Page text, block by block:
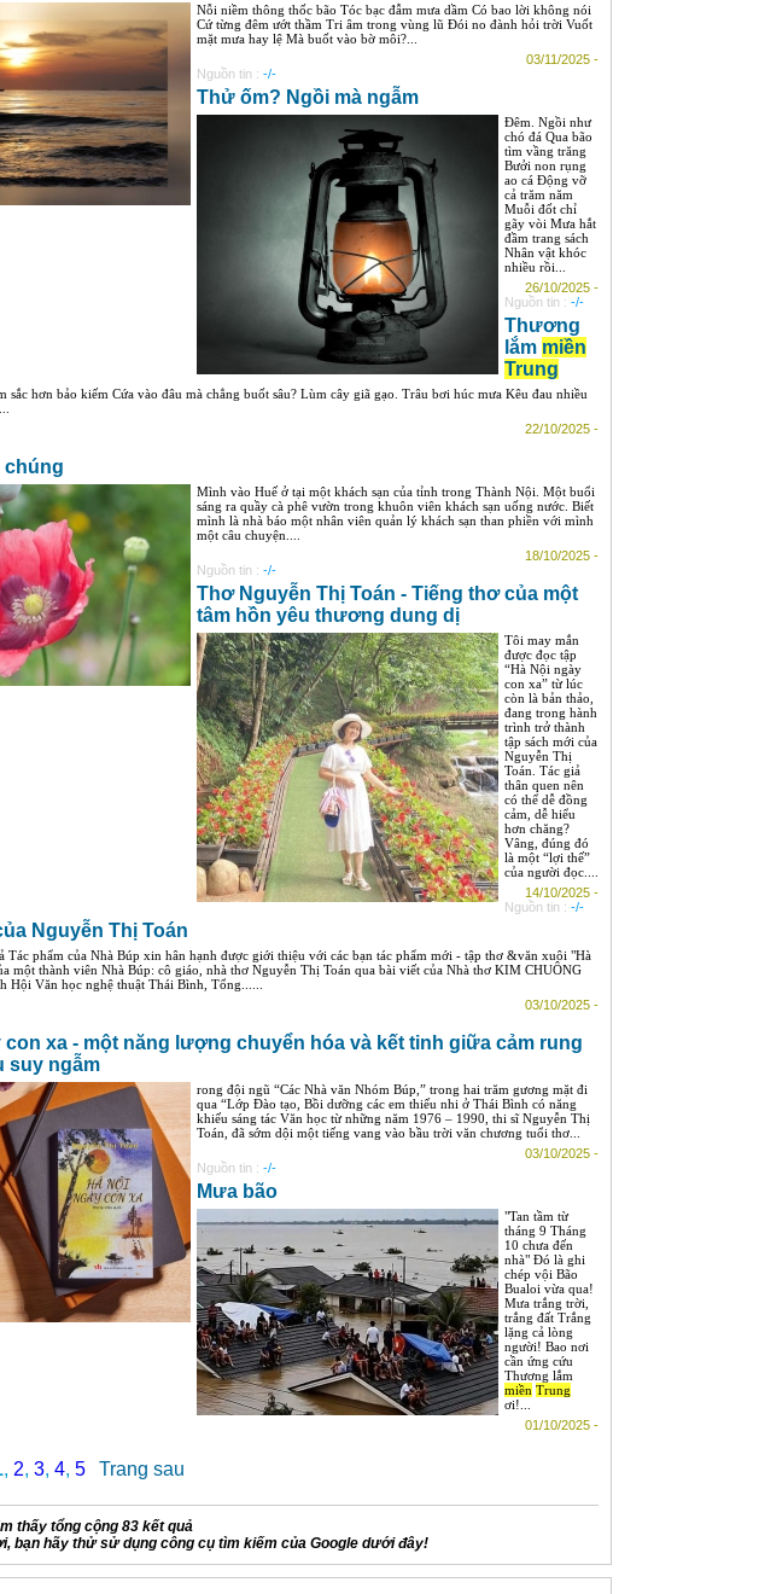
Nỗi niềm thông thốc bão Tóc bạc đẫm mưa dầm Có bao lời không nói
Cứ từng đêm ướt thầm Tri âm trong vùng lũ Đói no đành hỏi trời Vuốt
mặt mưa hay lệ Mà buốt vào bờ môi?...
03/11/2025 -
Nguồn tin : -/-
Thử ốm? Ngồi mà ngẫm
Đêm. Ngồi như
chó đá Qua bão
tìm vầng trăng
Bưởi non rụng
ao cá Động vỡ
cả trăm năm
Muỗi đốt chỉ
gãy vòi Mưa hắt
đầm trang sách
Nhân vật khóc
nhiều rồi...
26/10/2025 -
Nguồn tin : -/-
Thương
lắm miền
Trung
sắc hơn bảo kiếm Cứa vào đâu mà chẳng buốt sâu? Lùm cây giã gạo. Trâu bơi húc mưa Kêu đau nhiều
22/10/2025 -
chúng
Mình vào Huế ở tại một khách sạn của tỉnh trong Thành Nội. Một buổi
sáng ra quầy cà phê vườn trong khuôn viên khách sạn uống nước. Biết
mình là nhà báo một nhân viên quản lý khách sạn than phiền với mình
một câu chuyện....
18/10/2025 -
Nguồn tin : -/-
Thơ Nguyễn Thị Toán - Tiếng thơ của một
tâm hồn yêu thương dung dị
Tôi may mắn
được đọc tập
“Hà Nội ngày
con xa” từ lúc
còn là bản thảo,
đang trong hành
trình trở thành
tập sách mới của
Nguyễn Thị
Toán. Tác giả
thân quen nên
có thể dễ đồng
cảm, dễ hiểu
hơn chăng?
Vâng, đúng đó
là một “lợi thế”
của người đọc....
14/10/2025 -
Nguồn tin : -/-
Nguyễn Thị Toán
Tác phẩm của Nhà Búp xin hân hạnh được giới thiệu với các bạn tác phẩm mới - tập thơ &văn xuôi "Hà
một thành viên Nhà Búp: cô giáo, nhà thơ Nguyễn Thị Toán qua bài viết của Nhà thơ KIM CHUÔNG
Hội Văn học nghệ thuật Thái Bình, Tổng......
03/10/2025 -
con xa - một năng lượng chuyển hóa và kết tinh giữa cảm rung
suy ngẫm
rong đội ngũ “Các Nhà văn Nhóm Búp,” trong hai trăm gương mặt đi
qua “Lớp Đào tạo, Bồi dưỡng các em thiếu nhi ở Thái Bình có năng
khiếu sáng tác Văn học từ những năm 1976 – 1990, thi sĩ Nguyễn Thị
Toán, đã sớm dội một tiếng vang vào bầu trời văn chương tuổi thơ...
03/10/2025 -
Nguồn tin : -/-
Mưa bão
"Tan tầm từ
tháng 9 Tháng
10 chưa đến
nhà" Đó là ghi
chép vội Bão
Bualoi vừa qua!
Mưa trắng trời,
trắng đất Trắng
lặng cả lòng
người! Bao nơi
cần ứng cứu
Thương lắm
miền Trung
ơi!...
01/10/2025 -
, 2, 3, 4, 5 Trang sau
thấy tổng cộng 83 kết quả
bạn hãy thử sử dụng công cụ tìm kiếm của Google dưới đây!